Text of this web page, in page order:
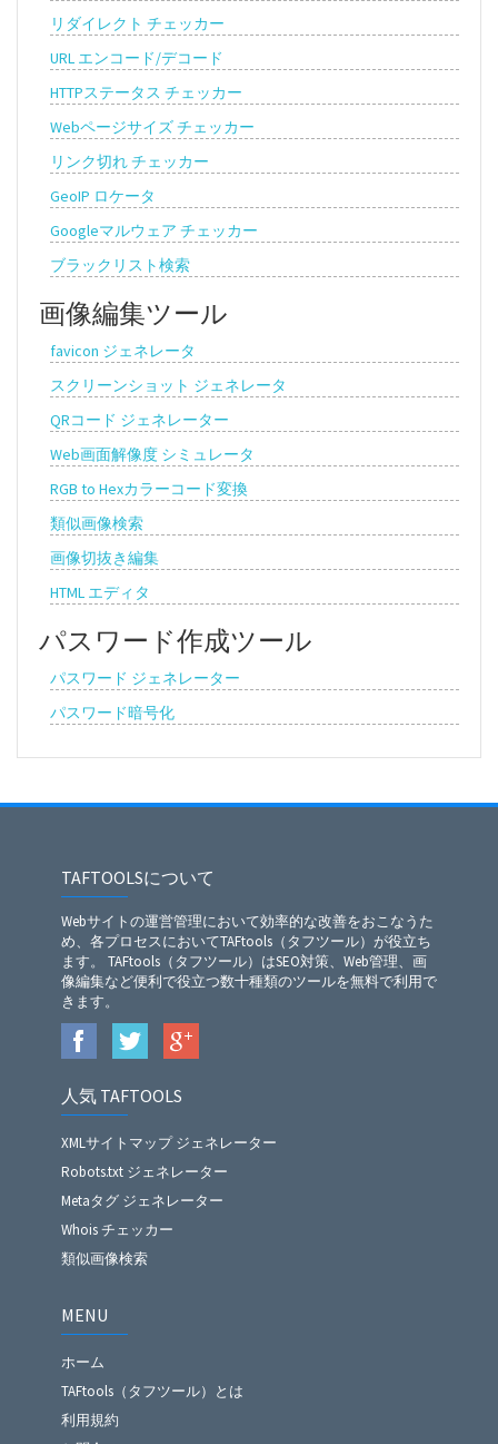
リダイレクト チェッカー
URL エンコード/デコード
HTTPステータス チェッカー
Webページサイズ チェッカー
リンク切れ チェッカー
GeoIP ロケータ
Googleマルウェア チェッカー
ブラックリスト検索
画像編集ツール
favicon ジェネレータ
スクリーンショット ジェネレータ
QRコード ジェネレーター
Web画面解像度 シミュレータ
RGB to Hexカラーコード変換
類似画像検索
画像切抜き編集
HTML エディタ
パスワード作成ツール
パスワード ジェネレーター
パスワード暗号化
TAFTOOLSについて
Webサイトの運営管理において効率的な改善をおこなうた
め、各プロセスにおいてTAFtools（タフツール）が役立ち
ます。 TAFtools（タフツール）はSEO対策、Web管理、画
像編集など便利で役立つ数十種類のツールを無料で利用で
きます。
人気 TAFTOOLS
XMLサイトマップ ジェネレーター
Robots.txt ジェネレーター
Metaタグ ジェネレーター
Whois チェッカー
類似画像検索
MENU
ホーム
TAFtools（タフツール）とは
利用規約